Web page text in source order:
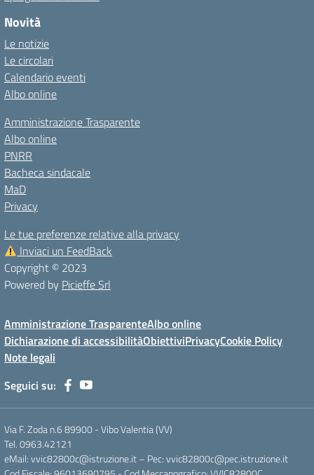
Novità
Le notizie
Le circolari
Calendario eventi
Albo online
Amministrazione Trasparente
Albo online
PNRR
Bacheca sindacale
MaD
Privacy
Le tue preferenze relative alla privacy
Inviaci un FeedBack
Copyright © 2023
Powered by Picieffe Srl
Amministrazione TrasparenteAlbo online
Dichiarazione di accessibilitàObiettiviPrivacyCookie Policy
Note legali
Seguici su:
Via F. Zoda n.6 89900 - Vibo Valentia (VV)
Tel. 0963.42121
eMail: vvic82800c@istruzione.it – Pec: vvic82800c@pec.istruzione.it